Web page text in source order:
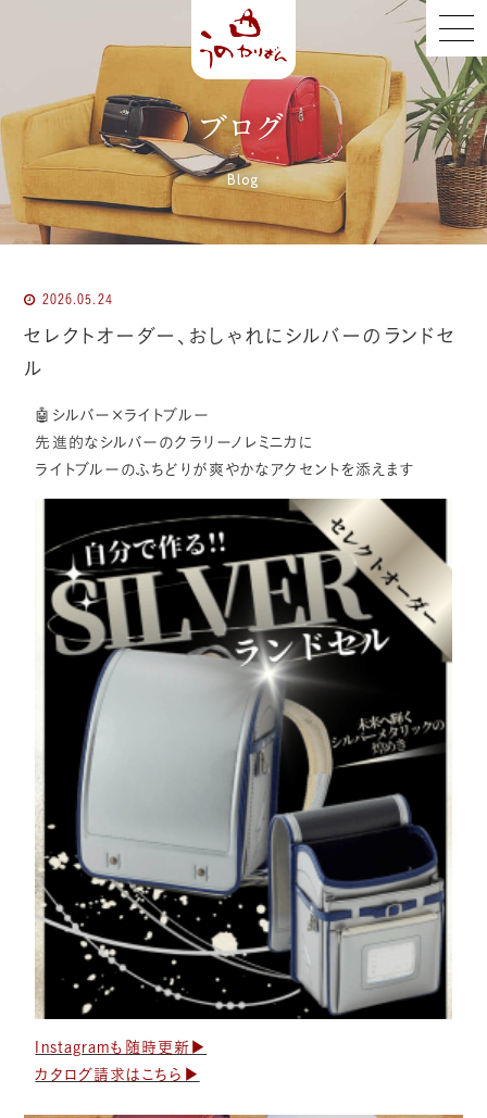
ブログ
Blog
2026.05.24
セレクトオーダー、おしゃれにシルバーのランドセ
ル
🤖シルバー×ライトブルー
先進的なシルバーのクラリーノレミニカに
ライトブルーのふちどりが爽やかなアクセントを添えます
Instagramも随時更新▶︎
カタログ請求はこちら▶︎